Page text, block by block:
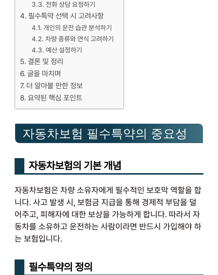
전화 상담 요청하기
필수특약 선택 시 고려사항
개인의 운전 습관 분석하기
차량 종류와 연식 고려하기
예산 설정하기
결론 및 정리
글을 마치며
더 알아볼 만한 정보
요약된 핵심 포인트
자동차보험 필수특약의 중요성
자동차보험의 기본 개념
자동차보험은 차량 소유자에게 필수적인 보호막 역할을 합
니다. 사고 발생 시, 보험금 지급을 통해 경제적 부담을 덜
어주고, 피해자에 대한 보상을 가능하게 합니다. 따라서 자
동차를 소유하고 운전하는 사람이라면 반드시 가입해야 하
는 보험입니다.
필수특약의 정의